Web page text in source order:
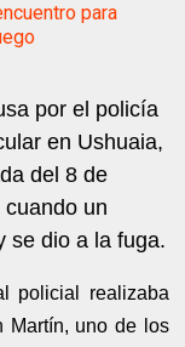
para
por el policía
en Ushuaia,
del 8 de
un
se dio a la fuga.
policial realizaba
Martín, uno de los